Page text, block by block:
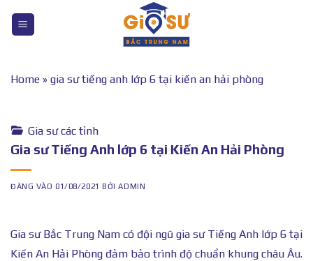
Home » gia sư tiếng anh lớp 6 tại kiến an hải phòng
Gia sư các tỉnh
Gia sư Tiếng Anh lớp 6 tại Kiến An Hải Phòng
ĐĂNG VÀO01/08/2021 BỞIADMIN
Gia sư Bắc Trung Nam có đội ngũ gia sư Tiếng Anh lớp 6 tại
Kiến An Hải Phòng đảm bảo trình độ chuẩn khung châu Âu.